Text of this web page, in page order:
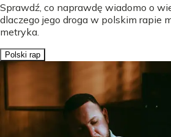
Sprawdź, co naprawdę wiadomo o
dlaczego jego droga w polskim rapie
metryka.
Polski rap